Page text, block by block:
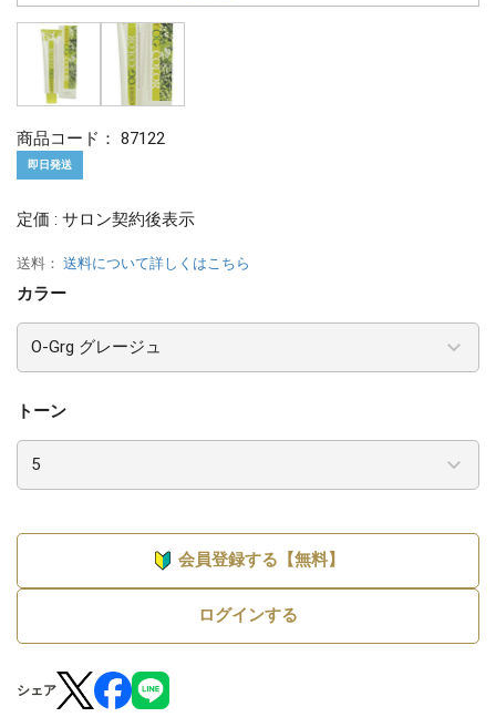
商品コード： 87122
即日発送
定価 : サロン契約後表示
送料： 送料について詳しくはこちら
カラー
トーン
会員登録する【無料】
ログインする
シェア